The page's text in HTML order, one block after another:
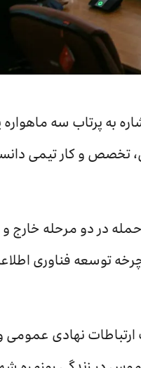
به پرتاب سه
تخصص و کار تیمی
حمله در دو مرحله خارج
توسعه فناوری
ارتباطات نهادی